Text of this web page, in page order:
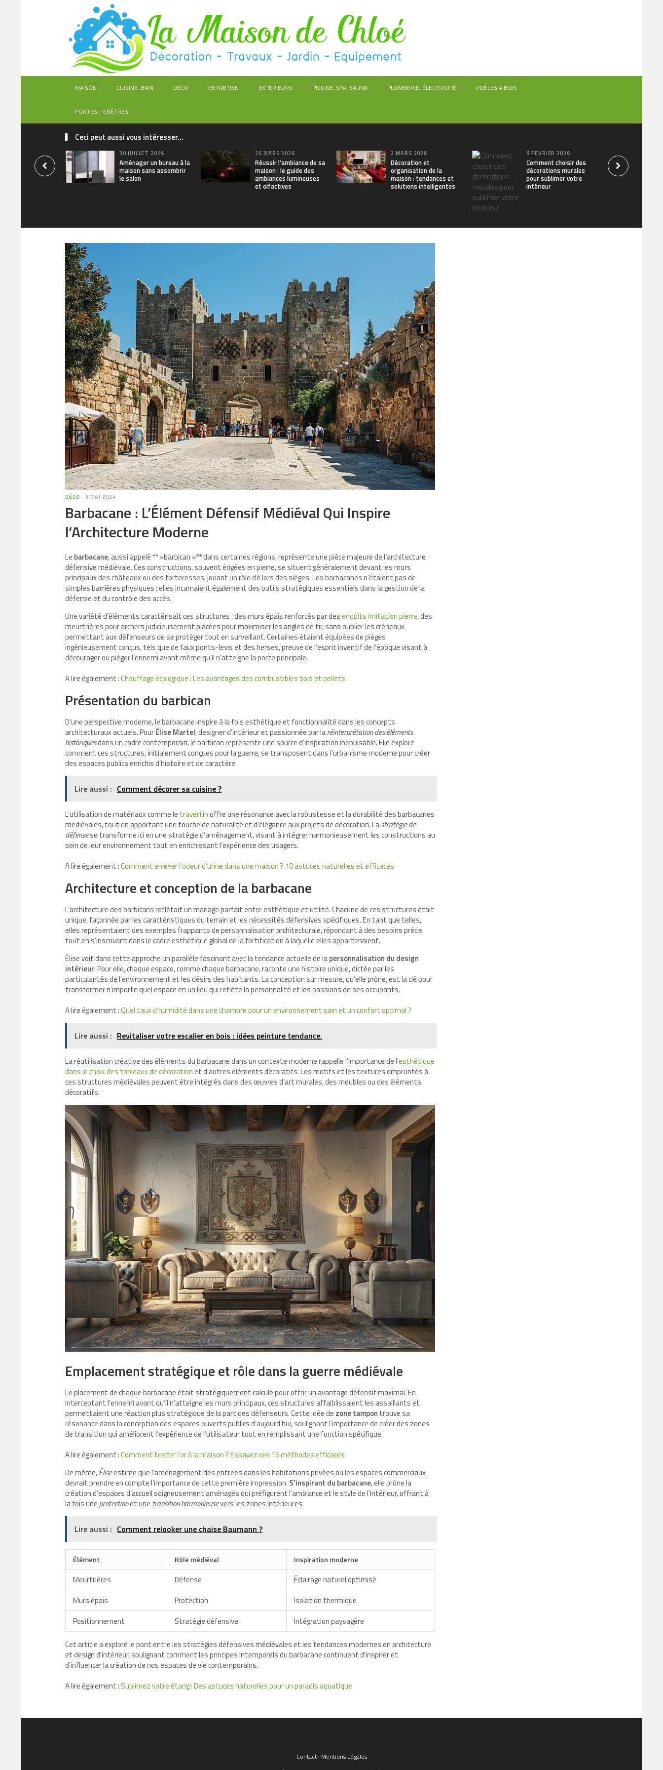
MAISON CUISINE, BAIN DÉCO ENTRETIEN EXTÉRIEURS PISCINE, SPA, SAUNA PLOMBERIE, ÉLECTRICITÉ POÊLES À BOIS
PORTES, FENÊTRES
Ceci peut aussi vous intéresser...
30 JUILLET 2026
Aménager un bureau à la
maison sans assombrir
le salon
26 MARS 2026
Réussir l’ambiance de sa
maison : le guide des
ambiances lumineuses
et olfactives
2 MARS 2026
Décoration et
organisation de la
maison : tendances et
solutions intelligentes
9 FÉVRIER 2026
Comment choisir des
décorations murales
pour sublimer votre
intérieur
DÉCO 8 MAI 2024
Barbacane : L’Élément Défensif Médiéval Qui Inspire
l’Architecture Moderne
Le barbacane, aussi appelé ** »barbican »** dans certaines régions, représente une pièce majeure de l’architecture
défensive médiévale. Ces constructions, souvent érigées en pierre, se situent généralement devant les murs
principaux des châteaux ou des forteresses, jouant un rôle clé lors des sièges. Les barbacanes n’étaient pas de
simples barrières physiques ; elles incarnaient également des outils stratégiques essentiels dans la gestion de la
défense et du contrôle des accès.
Une variété d’éléments caractérisait ces structures : des murs épais renforcés par desenduits imitation pierre, des
meurtrières pour archers judicieusement placées pour maximiser les angles de tir, sans oublier les créneaux
permettant aux défenseurs de se protéger tout en surveillant. Certaines étaient équipées de pièges
ingénieusement conçus, tels que de faux ponts-levis et des herses, preuve de l’esprit inventif de l’époque visant à
décourager ou piéger l’ennemi avant même qu’il n’atteigne la porte principale.
A lire également :Chauffage écologique : Les avantages des combustibles bois et pellets
Présentation du barbican
D’une perspective moderne, le barbacane inspire à la fois esthétique et fonctionnalité dans les concepts
architecturaux actuels. PourÉlise Martel, designer d’intérieur et passionnée par laréinterprétation des éléments
historiquesdans un cadre contemporain, le barbican représente une source d’inspiration inépuisable. Elle explore
comment ces structures, initialement conçues pour la guerre, se transposent dans l’urbanisme moderne pour créer
des espaces publics enrichis d’histoire et de caractère.
Lire aussi : Comment décorer sa cuisine ?
L’utilisation de matériaux comme le travertinoffre une résonance avec la robustesse et la durabilité des barbacanes
médiévales, tout en apportant une touche de naturalité et d’élégance aux projets de décoration. Lastratégie de
défensese transforme ici en une stratégie d’aménagement, visant à intégrer harmonieusement les constructions au
sein de leur environnement tout en enrichissant l’expérience des usagers.
A lire également :Comment enlever l’odeur d’urine dans une maison ? 10 astuces naturelles et efficaces
Architecture et conception de la barbacane
L’architecture des barbicans reflétait un mariage parfait entre esthétique et utilité. Chacune de ces structures était
unique, façonnée par les caractéristiques du terrain et les nécessités défensives spécifiques. En tant que telles,
elles représentaient des exemples frappants de personnalisation architecturale, répondant à des besoins précis
tout en s’inscrivant dans le cadre esthétique global de la fortification à laquelle elles appartenaient.
Élise voit dans cette approche un parallèle fascinant avec la tendance actuelle de lapersonnalisation du design
intérieur. Pour elle, chaque espace, comme chaque barbacane, raconte une histoire unique, dictée par les
particularités de l’environnement et les désirs des habitants. La conception sur mesure, qu’elle prône, est la clé pour
transformer n’importe quel espace en un lieu qui reflète la personnalité et les passions de ses occupants.
A lire également :Quel taux d’humidité dans une chambre pour un environnement sain et un confort optimal ?
Lire aussi : Revitaliser votre escalier en bois : idées peinture tendance.
La réutilisation créative des éléments du barbacane dans un contexte moderne rappelle l’importance de l’esthétique
dans le choix des tableaux de décorationet d’autres éléments décoratifs. Les motifs et les textures empruntés à
ces structures médiévales peuvent être intégrés dans des œuvres d’art murales, des meubles ou des éléments
décoratifs.
Emplacement stratégique et rôle dans la guerre médiévale
Le placement de chaque barbacane était stratégiquement calculé pour offrir un avantage défensif maximal. En
interceptant l’ennemi avant qu’il n’atteigne les murs principaux, ces structures affaiblissaient les assaillants et
permettaient une réaction plus stratégique de la part des défenseurs. Cette idée de zone tampon trouve sa
résonance dans la conception des espaces ouverts publics d’aujourd’hui, soulignant l’importance de créer des zones
de transition qui améliorent l’expérience de l’utilisateur tout en remplissant une fonction spécifique.
A lire également :Comment tester l’or à la maison ? Essayez ces 16 méthodes efficaces
De même,Éliseestime que l’aménagement des entrées dans les habitations privées ou les espaces commerciaux
devrait prendre en compte l’importance de cette première impression. S’inspirant du barbacane, elle prône la
création d’espaces d’accueil soigneusement aménagés qui préfigurent l’ambiance et le style de l’intérieur, offrant à
la fois uneprotectionet une transition harmonieusevers les zones intérieures.
Lire aussi : Comment relooker une chaise Baumann ?
Élément Rôle médiéval Inspiration moderne
Meurtrières Défense
Éclairage naturel optimisé
Murs épais
Protection
Isolation thermique
Positionnement
Stratégie défensive Intégration paysagère
Cet article a exploré le pont entre les stratégies défensives médiévales et les tendances modernes en architecture
et design d’intérieur, soulignant comment les principes intemporels du barbacane continuent d’inspirer et
d’influencer la création de nos espaces de vie contemporains.
A lire également : Sublimez votre étang : Des astuces naturelles pour un paradis aquatique
Contact| Mentions Légales